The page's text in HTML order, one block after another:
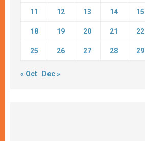
11 12 13 14 15
18 19 20 21 22
25 26 27 28 29
« Oct Dec »